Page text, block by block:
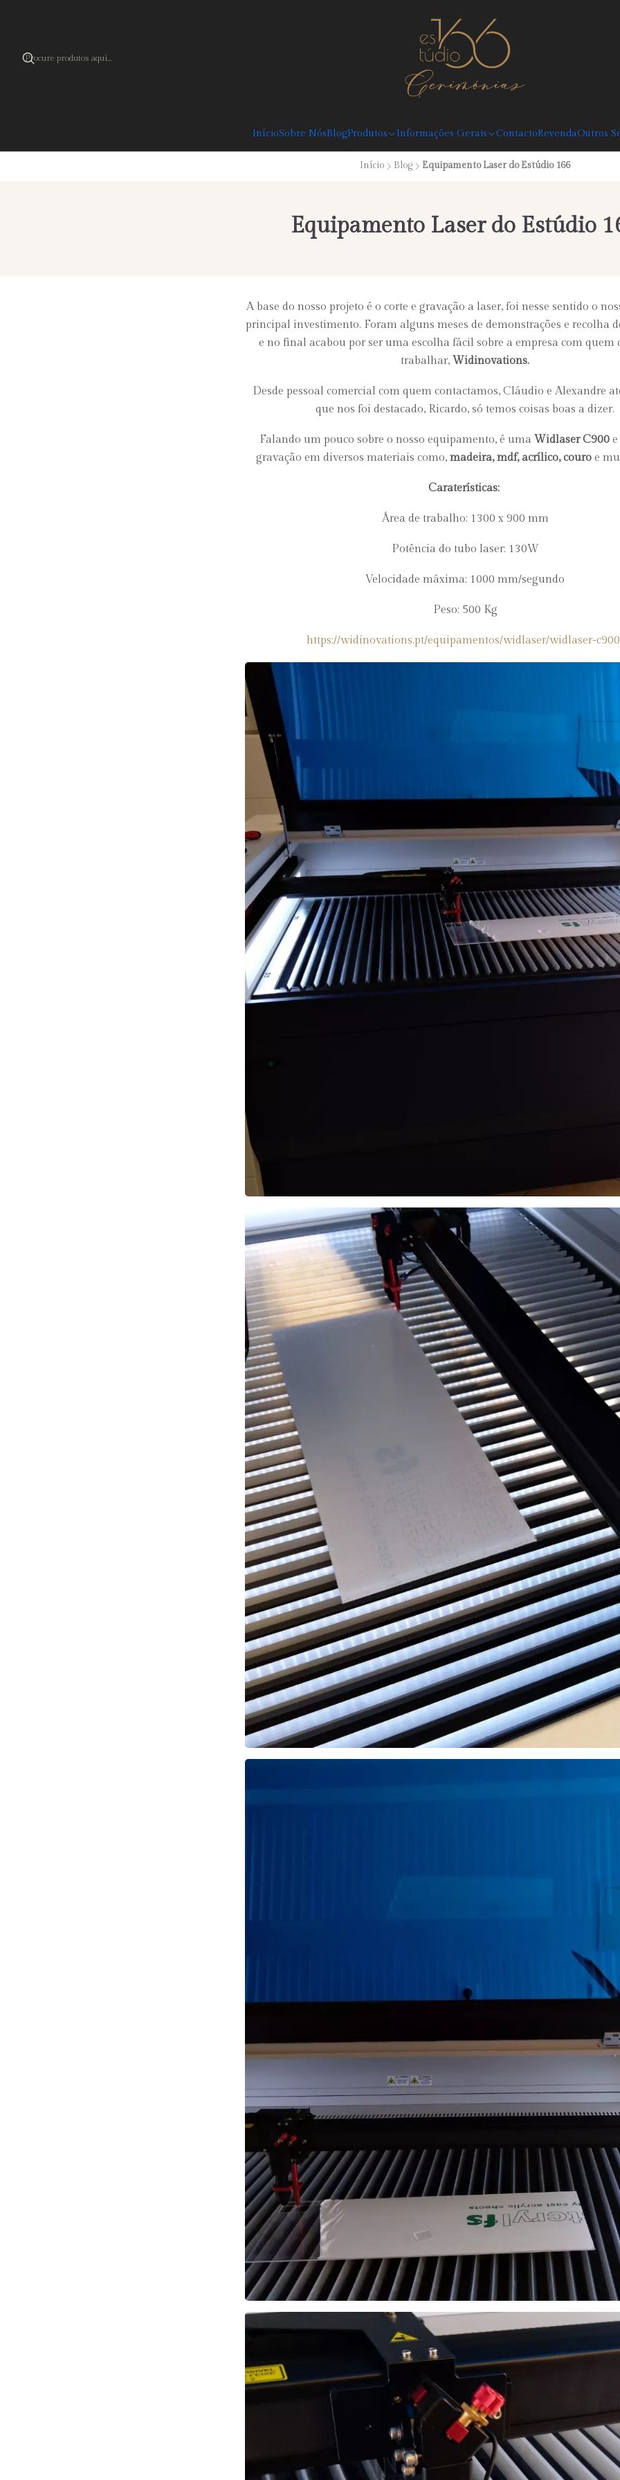
InícioSobre NósBlogProdutos Informações Gerais ContactoRevendaOutros
Início Blog Equipamento Laser do Estúdio 166
Equipamento Laser do Estúdio
A base do nosso projeto é o corte e gravação a laser, foi nesse sentido o
principal investimento. Foram alguns meses de demonstrações e recolha
e no final acabou por ser uma escolha fácil sobre a empresa com quem
trabalhar, Widinovations.
Desde pessoal comercial com quem contactamos, Cláudio e Alexandre
que nos foi destacado, Ricardo, só temos coisas boas a dizer.
Falando um pouco sobre o nosso equipamento, é uma Widlaser C900e
gravação em diversos materiais como,madeira, mdf, acrílico, couroe
Caraterísticas:
Área de trabalho: 1300 x 900 mm
Potência do tubo laser: 130W
Velocidade máxima: 1000 mm/segundo
Peso: 500 Kg
https://widinovations.pt/equipamentos/widlaser/widlaser-